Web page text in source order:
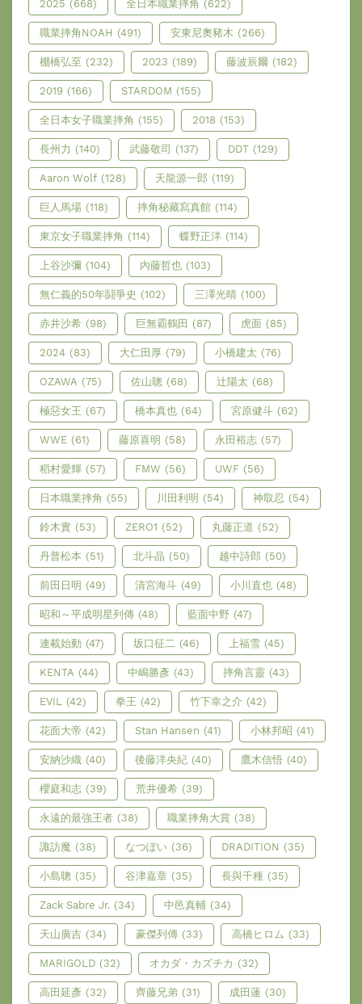
2025 (668) 全日本職業摔角 (622)
職業摔角NOAH (491) 安東尼奧豬木 (266)
棚橋弘至 (232) 2023 (189) 藤波辰爾 (182)
2019 (166) STARDOM (155)
全日本女子職業摔角 (155) 2018 (153)
長州力 (140) 武藤敬司 (137) DDT (129)
Aaron Wolf (128) 天龍源一郎 (119)
巨人馬場 (118) 摔角秘藏寫真館 (114)
東京女子職業摔角 (114) 蝶野正洋 (114)
上谷沙彌 (104) 內藤哲也 (103)
無仁義的50年鬪爭史 (102) 三澤光晴 (100)
赤井沙希 (98) 巨無霸鶴田 (87) 虎面 (85)
2024 (83) 大仁田厚 (79) 小橋建太 (76)
OZAWA (75) 佐山聰 (68) 辻陽太 (68)
極惡女王 (67) 橋本真也 (64) 宮原健斗 (62)
WWE (61) 藤原喜明 (58) 永田裕志 (57)
稻村愛輝 (57) FMW (56) UWF (56)
日本職業摔角 (55) 川田利明 (54) 神取忍 (54)
鈴木實 (53) ZERO1 (52) 丸藤正道 (52)
丹普松本 (51) 北斗晶 (50) 越中詩郎 (50)
前田日明 (49) 清宮海斗 (49) 小川直也 (48)
昭和～平成明星列傳 (48) 藍面中野 (47)
連載始動 (47) 坂口征二 (46) 上福雪 (45)
KENTA (44) 中嶋勝彥 (43) 摔角言靈 (43)
EVIL (42) 拳王 (42) 竹下幸之介 (42)
花面大帝 (42) Stan Hansen (41) 小林邦昭 (41)
安納沙織 (40) 後藤洋央紀 (40) 鷹木信悟 (40)
櫻庭和志 (39) 荒井優希 (39)
永遠的最強王者 (38) 職業摔角大賞 (38)
諏訪魔 (38) なつぽい (36) DRADITION (35)
小島聰 (35) 谷津嘉章 (35) 長與千種 (35)
Zack Sabre Jr. (34) 中邑真輔 (34)
天山廣吉 (34) 豪傑列傳 (33) 高橋ヒロム (33)
MARIGOLD (32) オカダ・カズチカ (32)
高田延彥 (32) 齊藤兄弟 (31) 成田蓮 (30)